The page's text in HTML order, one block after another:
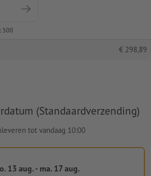
500
€ 298,89
(Standaardverzending)
tot vandaag 10:00
13 aug. - ma. 17 aug.